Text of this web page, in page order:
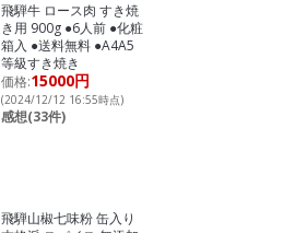
飛騨牛 ロース肉 すき焼
き用 900g ●6人前 ●化粧
箱入 ●送料無料 ●A4A5
等級すき焼き
価格:15000円
(2024/12/12 16:55時点)
感想(33件)
飛騨山椒七味粉 缶入り